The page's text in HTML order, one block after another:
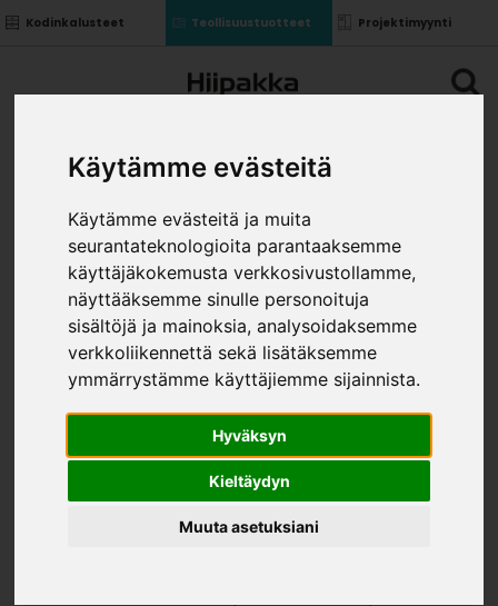
Käytämme evästeitä
Käytämme evästeitä ja muita
seurantateknologioita parantaaksemme
käyttäjäkokemusta verkkosivustollamme,
näyttääksemme sinulle personoituja
sisältöjä ja mainoksia, analysoidaksemme
verkkoliikennettä sekä lisätäksemme
ymmärrystämme käyttäjiemme sijainnista.
Hyväksyn
Kieltäydyn
Muuta asetuksiani
Kodinkalusteet Teollisuustuotteet Projektimyynti